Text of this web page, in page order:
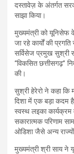
दस्तावेज़ के अंतर्गत
साझा किया।
मुख्यमंत्री को यूनिसेफ
जा रहे कार्यों की
सर्विसेज प्रमुख सुश्री
“विकसित छत्तीसगढ़”
की।
सुश्री हेरेरो ने कहा कि
दिशा में एक बड़ा कदम
स्वस्थ लइका
सकारात्मक परिणाम
ओडिशा जैसे अन्य राज्यों
मुख्यमंत्री श्री साय ने